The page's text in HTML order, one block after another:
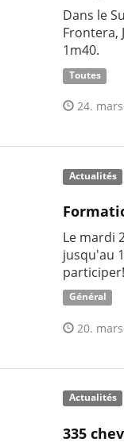
Dans le
Frontera,
1m40.
Toutes
24.
Actualités
Le mardi
jusqu'au
Général
20.
Actualités
335